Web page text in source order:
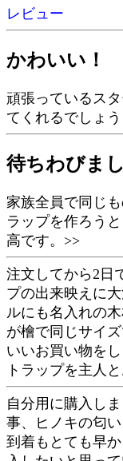
レビュー
かわいい！
頑張っているス
てくれるでしょう
待ちわびま
家族全員で同じ
ラップを作ろう
高です。>>
注文してから2日
プの出来映えに
ルにも名入れの
が檜で同じサイ
いいお買い物を
トラップを主人
自分用に購入し
事、ヒノキの匂
到着もとても早